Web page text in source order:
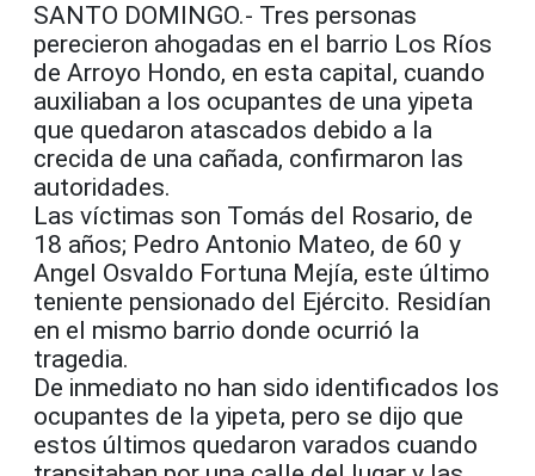
SANTO DOMINGO.- Tres personas
perecieron ahogadas en el barrio Los Ríos
de Arroyo Hondo, en esta capital, cuando
auxiliaban a los ocupantes de una yipeta
que quedaron atascados debido a la
crecida de una cañada, confirmaron las
autoridades.
Las víctimas son Tomás del Rosario, de
18 años; Pedro Antonio Mateo, de 60 y
Angel Osvaldo Fortuna Mejía, este último
teniente pensionado del Ejército. Residían
en el mismo barrio donde ocurrió la
tragedia.
De inmediato no han sido identificados los
ocupantes de la yipeta, pero se dijo que
estos últimos quedaron varados cuando